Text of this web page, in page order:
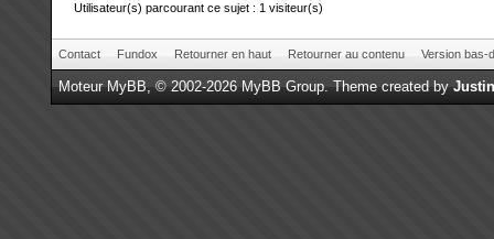
Utilisateur(s) parcourant ce sujet : 1 visiteur(s)
Contact Fundox Retourner en haut Retourner au contenu Version bas-
MoteurMyBB, © 2002-2026MyBB Group. Theme created by